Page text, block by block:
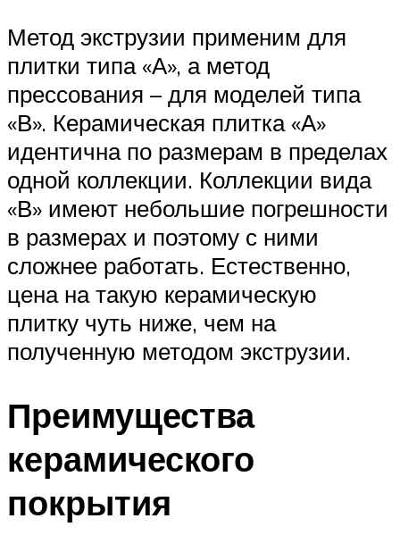
Метод экструзии применим для
плитки типа «А», а метод
прессования – для моделей типа
«В». Керамическая плитка «А»
идентична по размерам в пределах
одной коллекции. Коллекции вида
«В» имеют небольшие погрешности
в размерах и поэтому с ними
сложнее работать. Естественно,
цена на такую керамическую
плитку чуть ниже, чем на
полученную методом экструзии.
Преимущества
керамического
покрытия